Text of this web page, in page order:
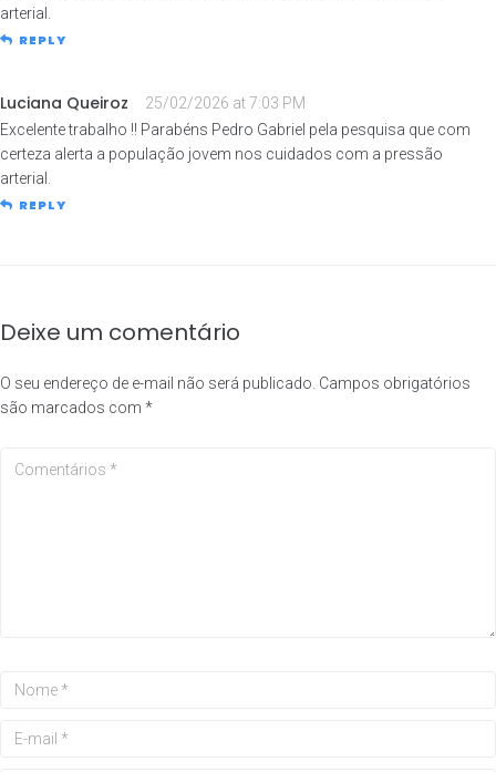
arterial.
REPLY
Luciana Queiroz
25/02/2026 at 7:03 PM
Excelente trabalho !! Parabéns Pedro Gabriel pela pesquisa que com
certeza alerta a população jovem nos cuidados com a pressão
arterial.
REPLY
Deixe um comentário
O seu endereço de e-mail não será publicado. Campos obrigatórios
são marcados com *